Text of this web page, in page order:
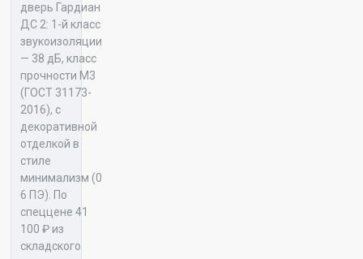
Отделка №148
Отделка №149
Отделка №150
Панель 12 Витра Л 03
Панель 16 Альба К 01
Панель 16 Альба К 02
дверь Гардиан
ДС 2: 1-й класс
звукоизоляции
— 38 дБ, класс
прочности М3
(ГОСТ 31173-
2016), с
декоративной
отделкой в
стиле
минимализм (0
6 ПЭ). По
спеццене 41
100 ₽ из
складского